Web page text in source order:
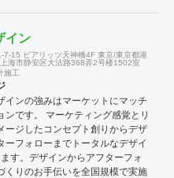
イン
7-15 ビアリッツ天神橋4F 東京/東京都港
海市静安区大沽路368弄2号楼1502室
施工
インの強みはマーケットにマッチ
ンです。 マーケティング感覚とリ
ージしたコンセプト創りからデザ
ーフォローまでトータルなデザイ
す。デザインからアフターフォ
くりのお手伝いを全国規模で実施